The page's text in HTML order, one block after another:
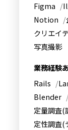
Figma
Notion
クリエイ
写真撮影
業務経験
Rails
Blender
定量調査(
定性調査(